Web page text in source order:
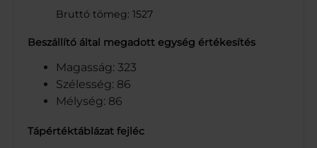
Bruttó tömeg: 1527
Beszállító által megadott egység értékesítés
Magasság: 323
Szélesség: 86
Mélység: 86
Tápértéktáblázat fejléc